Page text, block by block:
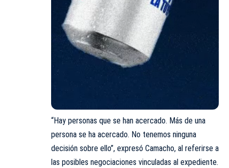
“Hay personas que se han acercado. Más de una
persona se ha acercado. No tenemos ninguna
decisión sobre ello”, expresó Camacho, al referirse a
las posibles negociaciones vinculadas al expediente.